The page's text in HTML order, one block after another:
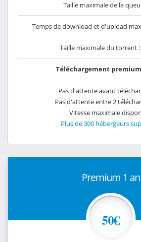
Taille maximale de la
Temps de download et d'upload
Taille maximale du torrent :
Téléchargement
Pas d'attente avant
Pas d'attente entre 2
Vitesse maximale
Plus de 300 hébergeurs
Premium 1 an
50€